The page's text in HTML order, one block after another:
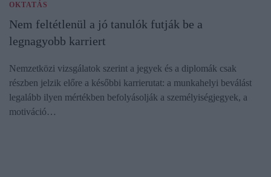
OKTATÁS
Nem feltétlenül a jó tanulók futják be a
legnagyobb karriert
Nemzetközi vizsgálatok szerint a jegyek és a diplomák csak
részben jelzik előre a későbbi karrierutat: a munkahelyi beválást
legalább ilyen mértékben befolyásolják a személyiségjegyek, a
motiváció…